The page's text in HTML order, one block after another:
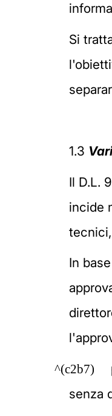
Si
1.3
Il D.L.
incide
In
^(c2b7)
senza